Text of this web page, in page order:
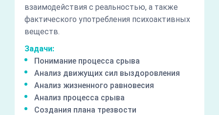
взаимодействия с реальностью, а также
фактического употребления психоактивных
веществ.
Задачи:
Понимание процесса срыва
Анализ движущих сил выздоровления
Анализ жизненного равновесия
Анализ процесса срыва
Создания плана трезвости